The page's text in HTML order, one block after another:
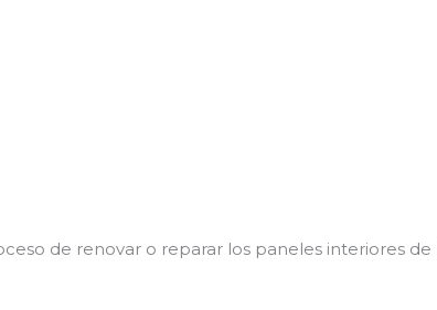
de renovar o reparar los paneles interiores